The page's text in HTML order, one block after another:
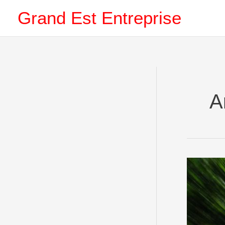
Grand Est Entreprise
Charleville
–
Charleroi
(Belgique)
direct
par